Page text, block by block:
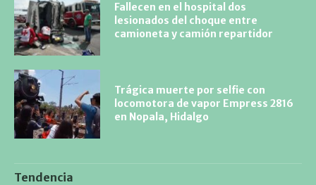
Fallecen en el hospital dos
lesionados del choque entre
camioneta y camión repartidor
Trágica muerte por selfie con
locomotora de vapor Empress 2816
en Nopala, Hidalgo
Tendencia